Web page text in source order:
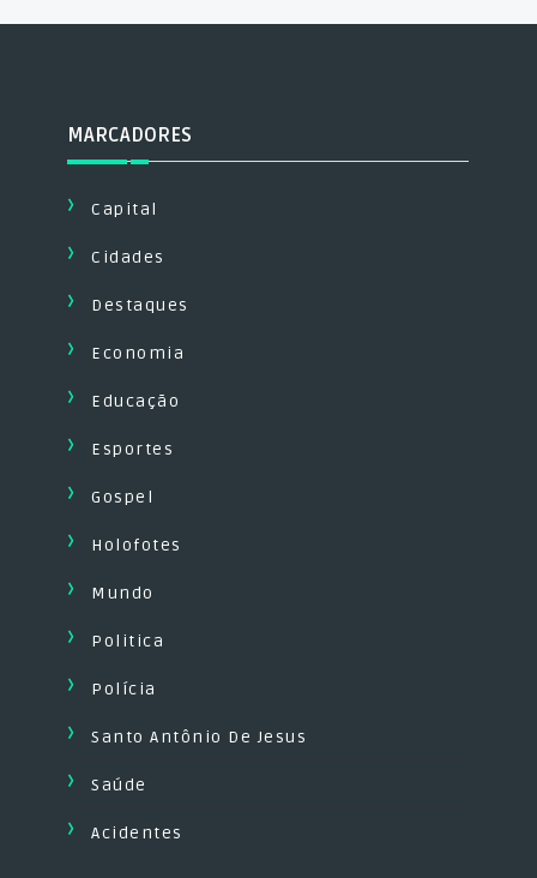
MARCADORES
Capital
Cidades
Destaques
Economia
Educação
Esportes
Gospel
Holofotes
Mundo
Politica
Polícia
Santo Antônio De Jesus
Saúde
Acidentes